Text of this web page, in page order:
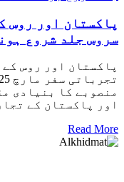
پاکستان اور روس
سروس جلد شروع
پاکستان اور روس
منصوبے کا بنیادی
اور پاکستان کے
Read More